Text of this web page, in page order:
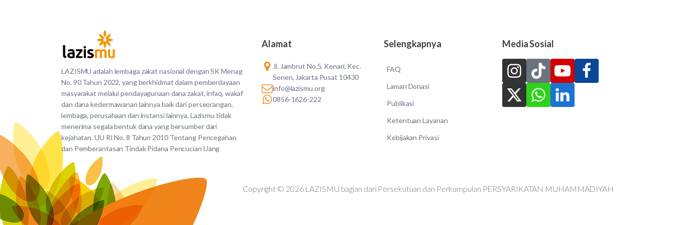
LAZISMU adalah lembaga zakat nasional dengan SK Menag
No. 90 Tahun 2022, yang berkhidmat dalam pemberdayaan
masyarakat melalui pendayagunaan dana zakat, infaq, wakaf
dan dana kedermawanan lainnya baik dari perseorangan,
lembaga, perusahaan dan instansi lainnya. Lazismu tidak
menerima segala bentuk dana yang bersumber dari
kejahatan. UU RI No. 8 Tahun 2010 Tentang Pencegahan
dan Pemberantasan Tindak Pidana Pencucian Uang
Alamat
Jl. Jambrut No.5, Kenari, Kec.
Senen, Jakarta Pusat 10430
info@lazismu.org
0856-1626-222
Selengkapnya
FAQ
Laman Donasi
Publikasi
Ketentuan Layanan
Kebijakan Privasi
Media Sosial
Copyright © 2026 LAZISMU bagian dari Persekutuan dan Perkumpulan PERSYARIKATAN MUHAMMADIYAH